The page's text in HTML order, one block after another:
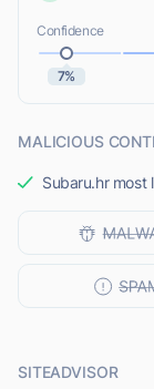
Confidence
7%
MALICIOUS
Subaru.hr most
SITEADVISOR